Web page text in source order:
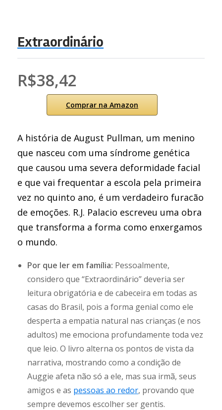
Extraordinário
R$38,42
Comprar na Amazon
A história de August Pullman, um menino
que nasceu com uma síndrome genética
que causou uma severa deformidade facial
e que vai frequentar a escola pela primeira
vez no quinto ano, é um verdadeiro furacão
de emoções. R.J. Palacio escreveu uma obra
que transforma a forma como enxergamos
o mundo.
Por que ler em família: Pessoalmente,
considero que “Extraordinário” deveria ser
leitura obrigatória e de cabeceira em todas as
casas do Brasil, pois a forma genial como ele
desperta a empatia natural nas crianças (e nos
adultos) me emociona profundamente toda vez
que leio. O livro alterna os pontos de vista da
narrativa, mostrando como a condição de
Auggie afeta não só a ele, mas sua irmã, seus
amigos e as pessoas ao redor, provando que
sempre devemos escolher ser gentis.